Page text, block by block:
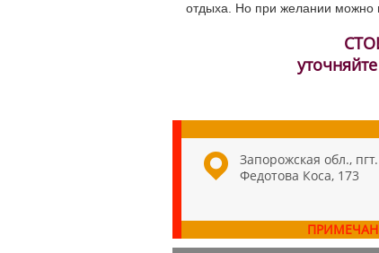
отдыха. Но при желании можно
Запорожская обл.,
Федотова Коса, 173